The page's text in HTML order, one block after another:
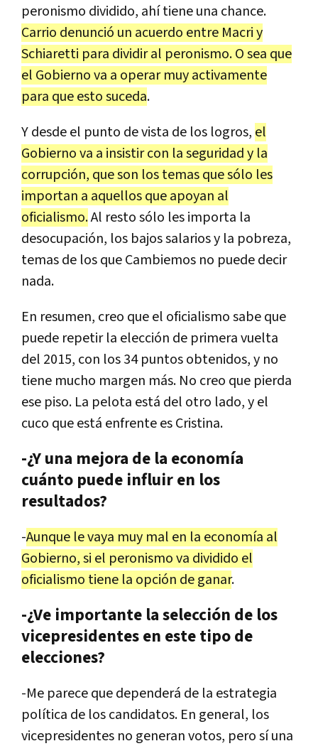
peronismo dividido, ahítieneuna chance.
Carrio denunció un acuerdo entre Macriy
Schiaretti para dividiral peronismo.Osea que
el Gobiernova a operar muyactivamente
para queestosuceda.
Ydesdeel punto devista de los logros, el
Gobiernova a insistircon laseguridady la
corrupción, queson lostemasquesólo les
importan a aquellosqueapoyan al
oficialismo.Al restosólo lesimporta la
desocupación, los bajossalariosy la pobreza,
temasde losqueCambiemos no puededecir
nada.
En resumen, creo queel oficialismosabeque
puede repetir la elección de primeravuelta
del 2015, con los34 puntosobtenidos,y no
tiene mucho margen más. No creo que pierda
ese piso. La pelota está del otro lado,yel
cuco queestá enfrenteesCristina.
-¿Y una mejora de la economía
cuánto puede influir en los
resultados?
-Aunque levaya muy mal en la economía al
Gobierno,si el peronismova dividido el
oficialismo tiene la opción deganar.
-¿Ve importante la selección de los
vicepresidentes en este tipo de
elecciones?
-Me parecequedependerá de la estrategia
política de loscandidatos. En general, los
vicepresidentes no generanvotos, perosíuna